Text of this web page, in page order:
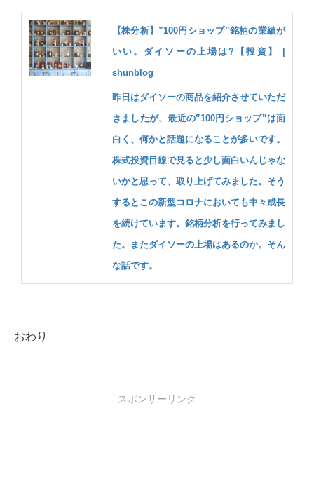
【株分析】”100円ショップ”銘柄の業績が
いい。ダイソーの上場は?【投資】 |
shunblog
昨日はダイソーの商品を紹介させていただ
きましたが、最近の”100円ショップ”は面
白く、何かと話題になることが多いです。
株式投資目線で見ると少し面白いんじゃな
いかと思って、取り上げてみました。そう
するとこの新型コロナにおいても中々成長
を続けています。銘柄分析を行ってみまし
た。またダイソーの上場はあるのか。そん
な話です。
おわり
スポンサーリンク